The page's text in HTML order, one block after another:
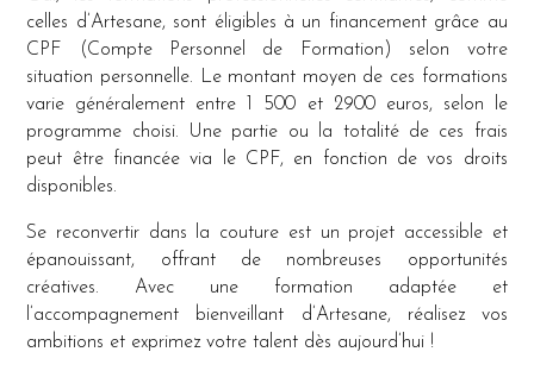
celles d’Artesane, sont éligibles à un financement grâce au
CPF (Compte Personnel de Formation) selon votre
situation personnelle. Le montant moyen de ces formations
varie généralement entre 1 500 et 2900 euros, selon le
programme choisi. Une partie ou la totalité de ces frais
peut être financée via le CPF, en fonction de vos droits
disponibles.
Se reconvertir dans la couture est un projet accessible et
épanouissant, offrant de nombreuses opportunités
créatives. Avec une formation adaptée et
l’accompagnement bienveillant d’Artesane, réalisez vos
ambitions et exprimez votre talent dès aujourd’hui !